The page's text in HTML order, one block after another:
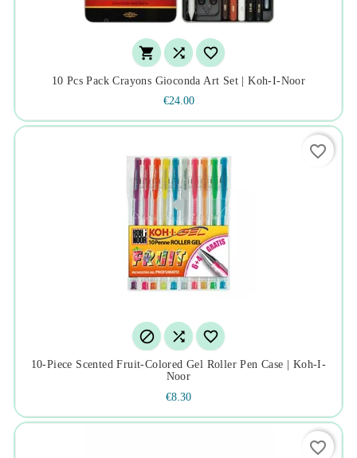
  
10 Pcs Pack Crayons Gioconda Art Set | Koh-I-Noor
€24.00
  
10-Piece Scented Fruit-Colored Gel Roller Pen Case | Koh-I-
Noor
€8.30
favorite_border
favorite_border